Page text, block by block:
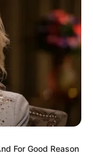
For Good Reason